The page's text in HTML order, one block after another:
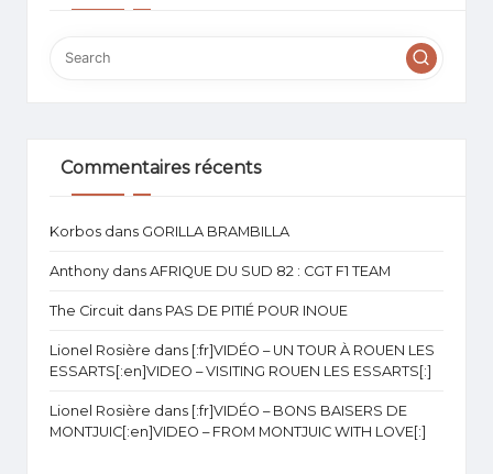
Commentaires récents
Korbos dans GORILLA BRAMBILLA
Anthony dans AFRIQUE DU SUD 82 : CGT F1 TEAM
The Circuit dans PAS DE PITIÉ POUR INOUE
Lionel Rosière dans [:fr]VIDÉO – UN TOUR À ROUEN LES
ESSARTS[:en]VIDEO – VISITING ROUEN LES ESSARTS[:]
Lionel Rosière dans [:fr]VIDÉO – BONS BAISERS DE
MONTJUIC[:en]VIDEO – FROM MONTJUIC WITH LOVE[:]